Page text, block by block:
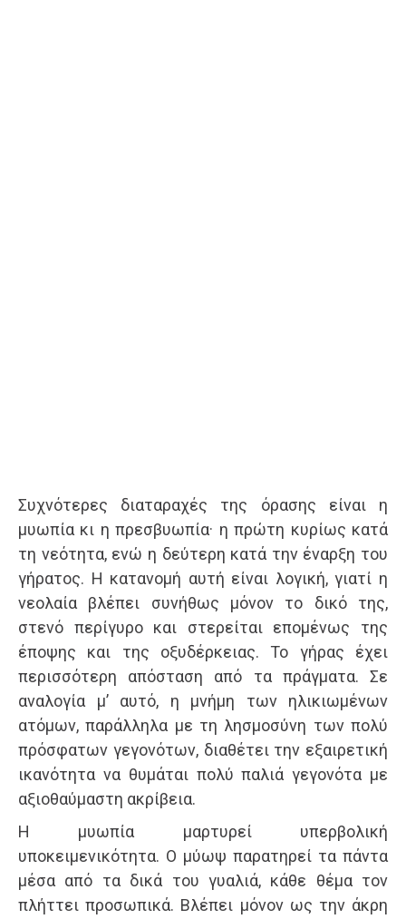
Συχνότερες διαταραχές της όρασης είναι η
μυωπία κι η πρεσβυωπία· η πρώτη κυρίως κατά
τη νεότητα, ενώ η δεύτερη κατά την έναρξη του
γήρατος. Η κατανομή αυτή είναι λογική, γιατί η
νεολαία βλέπει συνήθως μόνον το δικό της,
στενό περίγυρο και στερείται επομένως της
έποψης και της οξυδέρκειας. Το γήρας έχει
περισσότερη απόσταση από τα πράγματα. Σε
αναλογία μ’ αυτό, η μνήμη των ηλικιωμένων
ατόμων, παράλληλα με τη λησμοσύνη των πολύ
πρόσφατων γεγονότων, διαθέτει την εξαιρετική
ικανότητα να θυμάται πολύ παλιά γεγονότα με
αξιοθαύμαστη ακρίβεια.
Η μυωπία μαρτυρεί υπερβολική
υποκειμενικότητα. Ο μύωψ παρατηρεί τα πάντα
μέσα από τα δικά του γυαλιά, κάθε θέμα τον
πλήττει προσωπικά. Βλέπει μόνον ως την άκρη